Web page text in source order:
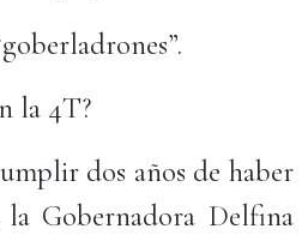
la 4T?
dos años de haber
Gobernadora Delfina